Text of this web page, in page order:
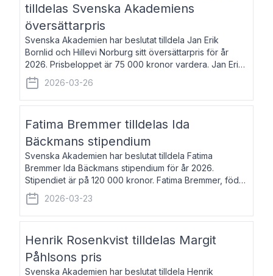
tilldelas Svenska Akademiens
översättarpris
Svenska Akademien har beslutat tilldela Jan Erik
Bornlid och Hillevi Norburg sitt översättarpris för år
2026. Prisbeloppet är 75 000 kronor vardera. Jan Erik
Bornlid, född 1947, är översättare från tyska. Han är
främst känd för sina översät
2026-03-26
Fatima Bremmer tilldelas Ida
Bäckmans stipendium
Svenska Akademien har beslutat tilldela Fatima
Bremmer Ida Bäckmans stipendium för år 2026.
Stipendiet är på 120 000 kronor. Fatima Bremmer, född
1977, är journalist och författare. Hon utkom i fjol med
boken Ligan. Klarakvarterens blodsyst
2026-03-23
Henrik Rosenkvist tilldelas Margit
Påhlsons pris
Svenska Akademien har beslutat tilldela Henrik